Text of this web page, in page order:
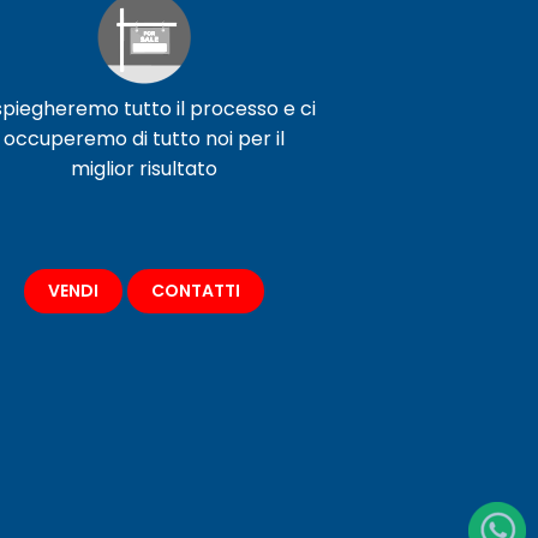
tutto il processo e ci
occuperemo di tutto noi per il
miglior risultato
VENDI CONTATTI